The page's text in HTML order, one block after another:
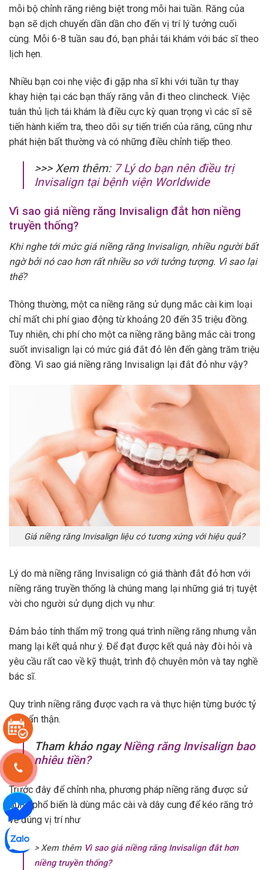
mỗi bộ chỉnh răng riêng biệt trong mỗi hai tuần. Răng của
bạn sẽ dịch chuyển dần dần cho đến vị trí lý tưởng cuối
cùng. Mỗi 6-8 tuần sau đó, bạn phải tái khám với bác sĩ theo
lịch hẹn.
Nhiều bạn coi nhẹ việc đi gặp nha sĩ khi với tuần tự thay
khay hiện tại các bạn thấy răng vẫn đi theo clincheck. Việc
tuân thủ lịch tái khám là điều cực kỳ quan trọng vì các sĩ sẽ
tiến hành kiểm tra, theo dõi sự tiến triển của răng, cũng như
phát hiện bất thường và có những điều chỉnh tiếp theo.
>>> Xem thêm: 7 Lý do bạn nên điều trị
Invisalign tại bệnh viện Worldwide
Vì sao giá niềng răng Invisalign đắt hơn niềng
truyền thống?
Khi nghe tới mức giá niềng răng Invisalign, nhiều người bất
ngờ bởi nó cao hơn rất nhiều so với tưởng tượng. Vì sao lại
thế?
Thông thường, một ca niềng răng sử dụng mắc cài kim loại
chỉ mất chi phí giao động từ khoảng 20 đến 35 triệu đồng.
Tuy nhiên, chi phí cho một ca niềng răng bằng mắc cài trong
suốt invisalign lại có mức giá đắt đỏ lên đến gàng trăm triệu
đồng. Vì sao giá niềng răng Invisalign lại đắt đỏ như vậy?
Giá niềng răng Invisalign liệu có tương xứng với hiệu quả?
Lý do mà niềng răng Invisalign có giá thành đắt đỏ hơn với
niềng răng truyền thống là chúng mang lại những giá trị tuyệt
vời cho người sử dụng dịch vụ như:
Đảm bảo tính thẩm mỹ trong quá trình niềng răng nhưng vẫn
mang lại kết quả như ý. Để đạt được kết quả này đòi hỏi và
yêu cầu rất cao về kỹ thuật, trình độ chuyên môn và tay nghề
bác sĩ.
Quy trình niềng răng được vạch ra và thực hiện từng bước tỷ
mỉ, cẩn thận.
Tham khảo ngayNiềng răng Invisalign bao
nhiêu tiền?
Trước đây để chỉnh nha, phương pháp niềng răng được sử
dụng phổ biến là dùng mắc cài và dây cung để kéo răng trở
về đúng vị trí như
> Xem thêm Vì sao giá niềng răng Invisalign đắt hơn
niềng truyền thống?